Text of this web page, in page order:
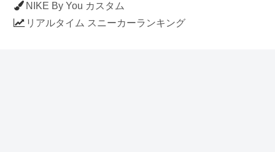
NIKE By You カスタム
リアルタイム スニーカーランキング